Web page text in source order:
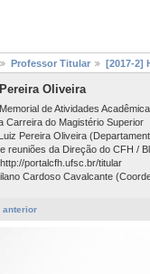
Professor Titular [2017-2]
Oliveira
de Atividades
Carreira do Magistério Superior
Pereira Oliveira
reuniões da Direção do CFH /
portalcfh.ufsc.br/titular
Cardoso Cavalcante
anterior